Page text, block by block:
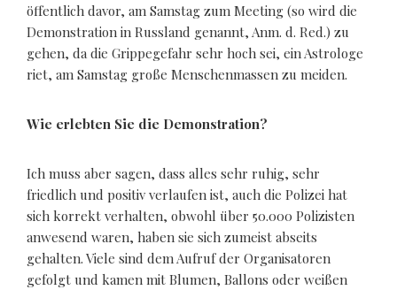
öffentlich davor, am Samstag zum Meeting (so wird die
Demonstration in Russland genannt, Anm. d. Red.) zu
gehen, da die Grippegefahr sehr hoch sei, ein Astrologe
riet, am Samstag große Menschenmassen zu meiden.
Wie erlebten Sie die Demonstration?
Ich muss aber sagen, dass alles sehr ruhig, sehr
friedlich und positiv verlaufen ist, auch die Polizei hat
sich korrekt verhalten, obwohl über 50.000 Polizisten
anwesend waren, haben sie sich zumeist abseits
gehalten. Viele sind dem Aufruf der Organisatoren
gefolgt und kamen mit Blumen, Ballons oder weißen